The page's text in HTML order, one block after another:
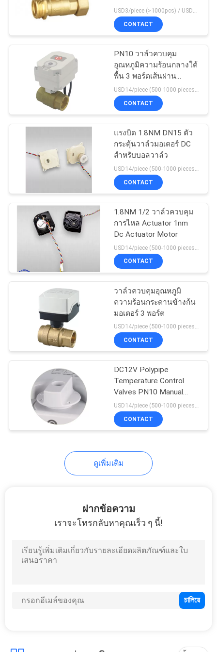
SERVICE
TEMPORARILY
UNAVAILABLE
NGINX
ขอ
เสนอ
แผนผัง
เว็บไซต์
PRIVACY
POLICY
USD3/piece (>1000pcs) / USD3.5 (50-1000 pcs) MOQ:50 ชิ้น
CONTACT
PN10 วาล์วควบคุม
อุณหภูมิความร้อนกลางใต้
พื้น 3 พอร์ตเส้นผ่าน
ศูนย์กลาง DN40
CONTACT
แรงบิด 1.8NM DN15 ตัว
กระตุ้นวาล์วมอเตอร์ DC
สำหรับบอลวาล์ว
CONTACT
1.8NM 1/2 วาล์วควบคุม
การไหล Actuator 1nm
Dc Actuator Motor
CONTACT
วาล์วควบคุมอุณหภูมิ
ความร้อนกระดานข้างก้น
มอเตอร์ 3 พอร์ต
USD14/piece (500-1000 pieces) , USD10.5 (>1000 pieces) MOQ:1,000 ชิ้น
CONTACT
DC12V Polypipe
Temperature Control
Valves PN10 Manual
Override
USD14/piece (500-1000 pieces) , USD10.5 (>1000 pieces) MOQ:1,000 ชิ้น
CONTACT
ดูเพิ่มเติม
ฝากข้อความ
เราจะโทรกลับหาคุณเร็ว ๆ นี้!